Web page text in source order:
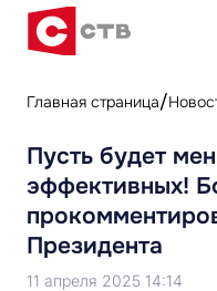
Главная страница
Пусть будет
эффективных!
Президента
11 апреля 2025 14:14